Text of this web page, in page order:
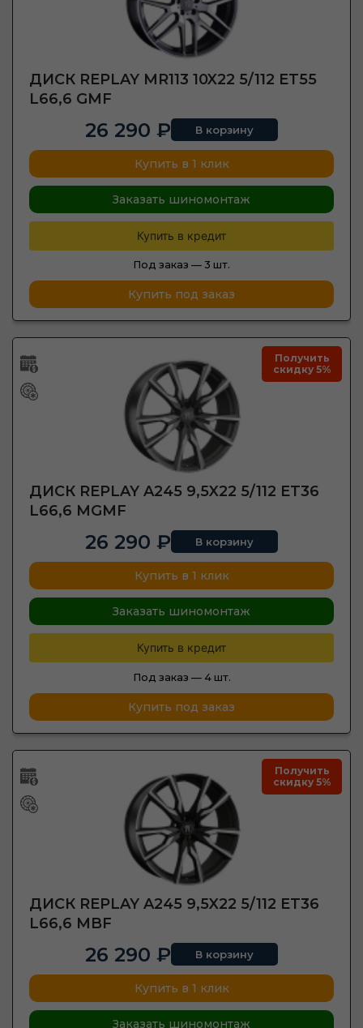
ДИСК REPLAY MR113 10X22 5/112 ET55
L66,6 GMF
26 290 ₽ В корзину
Купить в 1 клик
Заказать шиномонтаж
Купить в кредит
Под заказ — 3 шт.
Купить под заказ
Получить
скидку 5%
ДИСК REPLAY A245 9,5X22 5/112 ET36
L66,6 MGMF
26 290 ₽ В корзину
Купить в 1 клик
Заказать шиномонтаж
Купить в кредит
Под заказ — 4 шт.
Купить под заказ
Получить
скидку 5%
ДИСК REPLAY A245 9,5X22 5/112 ET36
L66,6 MBF
26 290 ₽ В корзину
Купить в 1 клик
Заказать шиномонтаж